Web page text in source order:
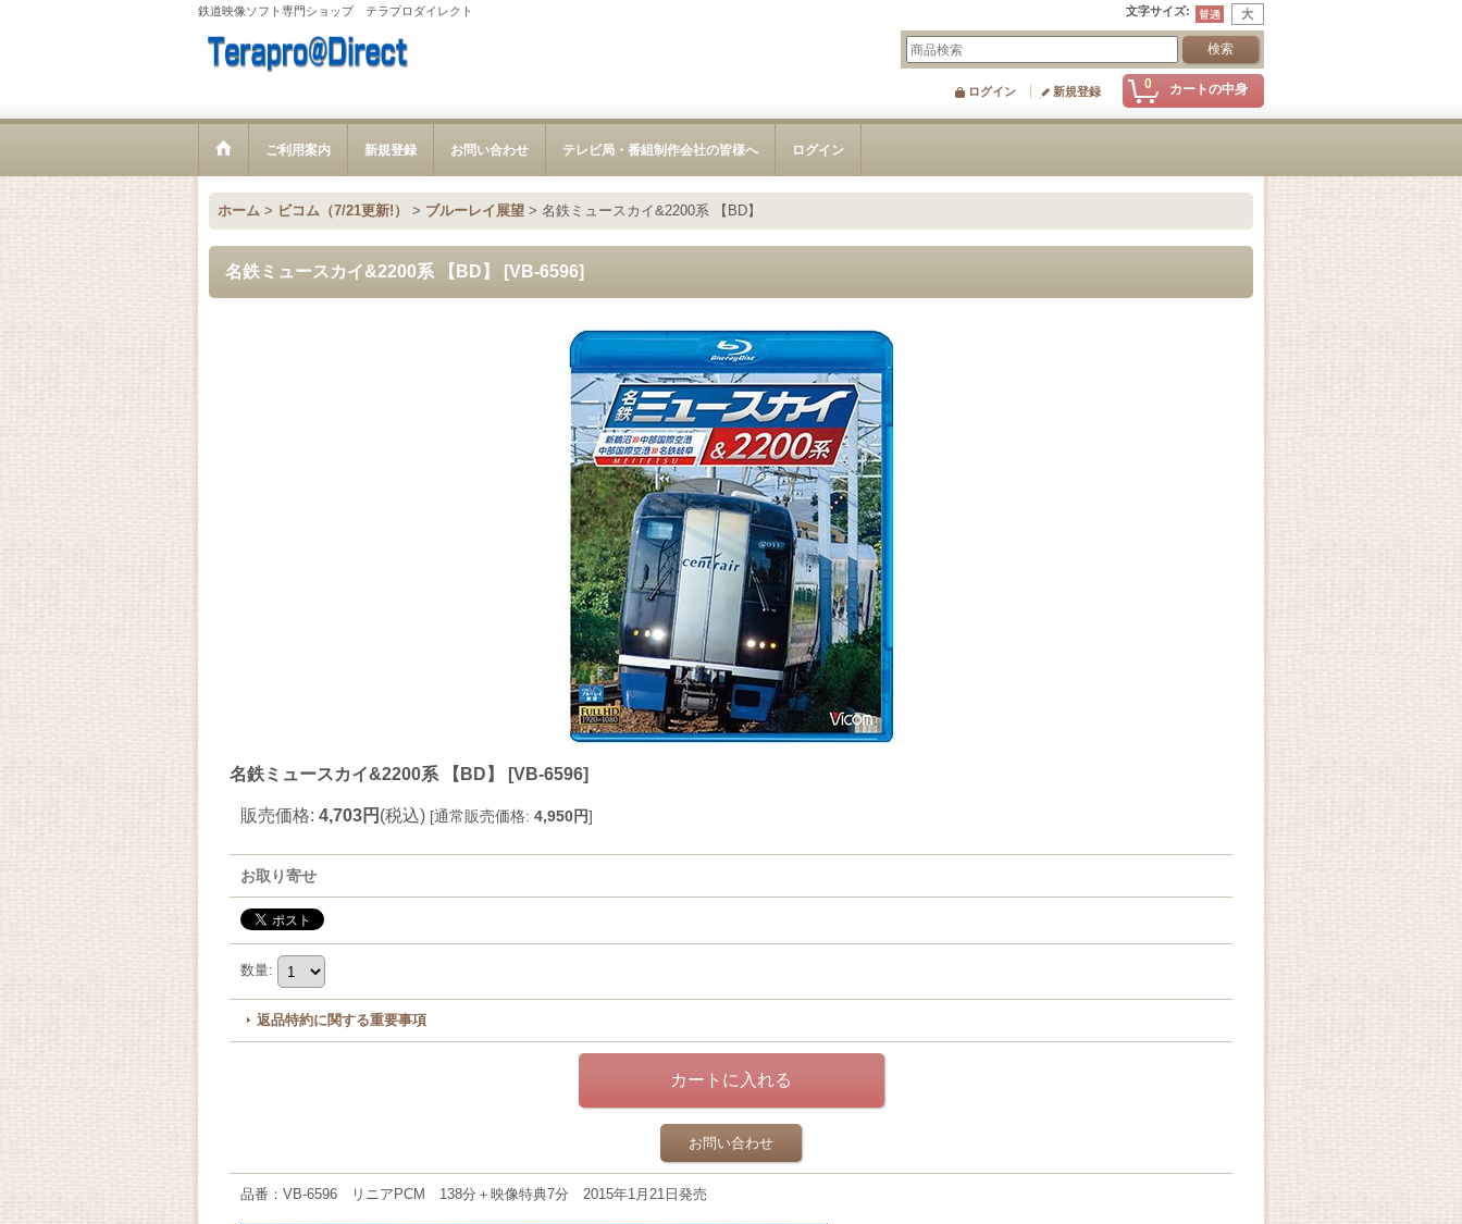
鉄道映像ソフト専門ショップ テラプロダイレクト 文字サイズ:
0 カートの中身
ログイン 新規登録
ご利用案内 新規登録 お問い合わせ テレビ局・番組制作会社の皆様へ ログイン
ホーム > ビコム（7/21更新!） > ブルーレイ展望 > 名鉄ミュースカイ&2200系 【BD】
名鉄ミュースカイ&2200系 【BD】 [VB-6596]
名鉄ミュースカイ&2200系 【BD】 [VB-6596]
販売価格: 4,703円 (税込) [通常販売価格: 4,950円]
お取り寄せ
数量:
返品特約に関する重要事項
お問い合わせ
品番：VB-6596 リニアPCM 138分＋映像特典7分 2015年1月21日発売